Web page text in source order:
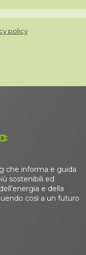
policy
che informa e guida
sostenibili ed
e della
così a un futuro